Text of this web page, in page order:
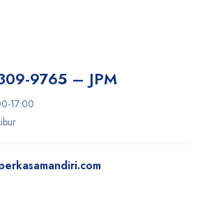
9765 – JPM
17:00